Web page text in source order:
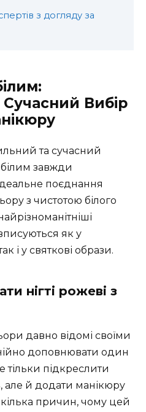
з догляду за
Вибір
та сучасний
білим завжди
поєднання
з чистотою білого
як у
і у святкові образи.
нігті рожеві з
давно відомі своїми
доповнювати один
тільки підкреслити
але й додати манікюру
причин, чому цей